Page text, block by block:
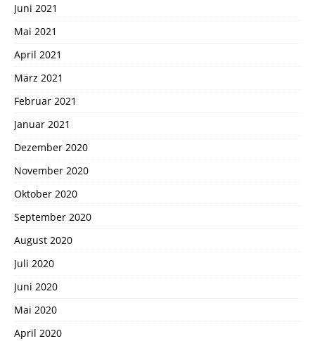
Juni 2021
Mai 2021
April 2021
März 2021
Februar 2021
Januar 2021
Dezember 2020
November 2020
Oktober 2020
September 2020
August 2020
Juli 2020
Juni 2020
Mai 2020
April 2020